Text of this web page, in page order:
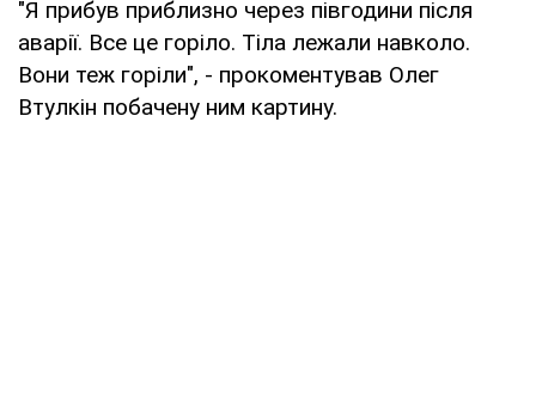
"Я прибув приблизно через півгодини після
аварії. Все це горіло. Тіла лежали навколо.
Вони теж горіли", - прокоментував Олег
Втулкін побачену ним картину.